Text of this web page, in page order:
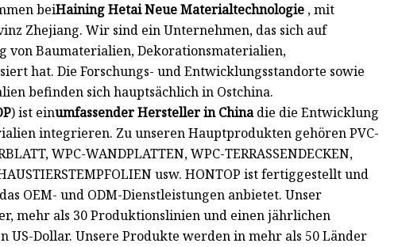
beiHaining Hetai Neue Materialtechnologie , mit
Zhejiang. Wir sind ein Unternehmen, das sich auf
von Baumaterialien, Dekorationsmaterialien,
hat. Die Forschungs- und Entwicklungsstandorte sowie
befinden sich hauptsächlich in Ostchina.
) ist einumfassender Hersteller in Chinadie die Entwicklung
integrieren. Zu unseren Hauptprodukten gehören PVC-
WPC-WANDPLATTEN, WPC-TERRASSENDECKEN,
usw. HONTOP ist fertiggestellt und
OEM- und ODM-Dienstleistungen anbietet. Unser
mehr als 30 Produktionslinien und einen jährlichen
Dollar. Unsere Produkte werden in mehr als 50 Länder